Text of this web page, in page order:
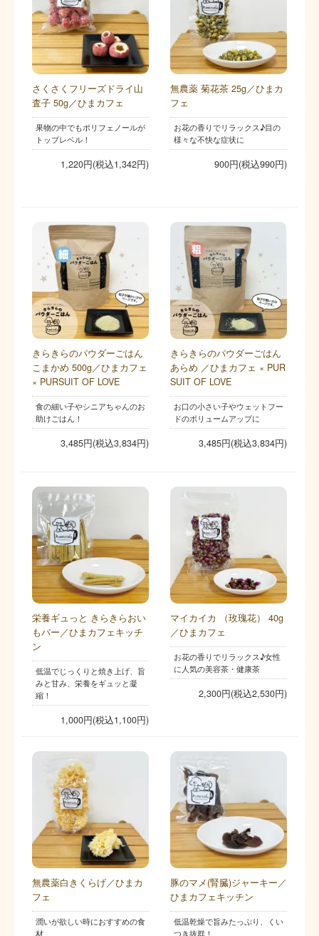
さくさくフリーズドライ山
査子 50g／ひまカフェ
果物の中でもポリフェノールが
トップレベル！
1,220円(税込1,342円)
無農薬 菊花茶 25g／ひまカ
フェ
お花の香りでリラックス♪目の
様々な不快な症状に
900円(税込990円)
きらきらのパウダーごはん
こまかめ 500g／ひまカフェ
× PURSUIT OF LOVE
食の細い子やシニアちゃんのお
助けごはん！
3,485円(税込3,834円)
きらきらのパウダーごはん
あらめ ／ひまカフェ × PUR
SUIT OF LOVE
お口の小さい子やウェットフー
ドのボリュームアップに
3,485円(税込3,834円)
栄養ギュっと きらきらおい
もバー／ひまカフェキッチ
ン
低温でじっくりと焼き上げ、旨
みと甘み、栄養をギュッと凝
縮！
1,000円(税込1,100円)
マイカイカ （玫瑰花） 40g
／ひまカフェ
お花の香りでリラックス♪女性
に人気の美容茶・健康茶
2,300円(税込2,530円)
無農薬白きくらげ／ひまカ
フェ
潤いが欲しい時におすすめの食
材
豚のマメ(腎臓)ジャーキー／
ひまカフェキッチン
低温乾燥で旨みたっぷり、くい
つき抜群！